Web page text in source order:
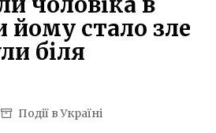
йому стало зле
біля
Події в Україні